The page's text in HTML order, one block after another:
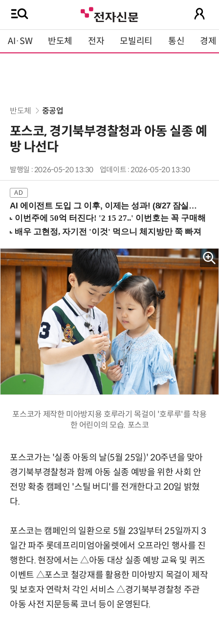
AI·SW 반도체 전자 모빌리티 통신 경제
반도체 중공업
포스코, 경기북부경찰청과 아동 실종 예
방 나선다
발행일 : 2026-05-20 13:30 업데이트 : 2026-05-20 13:30
AI 에이전트 도입 그 이후, 이제는 성과! (8/27 잠실역)
포스코가 제작한 미아방지용 호루라기 목걸이 '호루루'를 착용
한 어린이의 모습. 포스코
포스코가는 '실종 아동의 날(5월 25일)' 20주년을 맞아
경기북부경찰청과 함께 아동 실종 예방을 위한 사회 안
전망 확충 캠페인 '스틸 버디'를 전개한다고 20일 밝혔
다.
포스코는 캠페인의 일환으로 5월 23일부터 25일까지 3
일간 파주 롯데프리미엄아울렛에서 오프라인 행사를 진
행한다. 현장에서는 △아동 대상 실종 예방 교육 및 퀴즈
이벤트 △포스코 철강재를 활용한 미아방지 목걸이 제작
및 보호자 연락처 각인 서비스 △경기북부경찰청 주관
아동 사전 지문등록 코너 등이 운영된다.